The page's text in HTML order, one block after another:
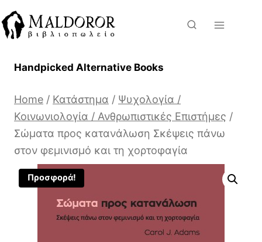
to
content
Handpicked Alternative Books
Home / Κατάστημα / Ψυχολογία /
Κοινωνιολογία / Ανθρωπιστικές Επιστήμες /
Σώματα προς κατανάλωση Σκέψεις πάνω
στον φεμινισμό και τη χορτοφαγία
Προσφορά!